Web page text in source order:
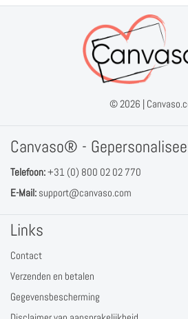
© 2026 |
Canvaso® -
Telefoon:+31 (0) 800 02 02 770
E-Mail: support@canvaso.com
Links
Contact
Verzenden en betalen
Gegevensbescherming